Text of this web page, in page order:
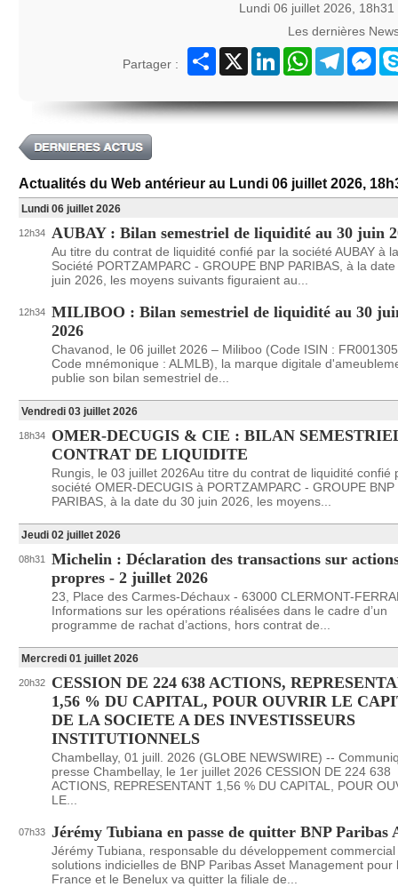
Lundi 06 juillet 2026,
Les dernières
Partager :
Partager
X LinkedInWhatsAppTelegram
Actualités du Web antérieur au Lundi 06 juillet 2026,
Lundi 06 juillet 2026
12h34 AUBAY : Bilan semestriel de liquidité au 30 juin
Au titre du contrat de liquidité confié par la société AUBAY à la
Société PORTZAMPARC - GROUPE BNP PARIBAS, à la
juin 2026, les moyens suivants figuraient au...
12h34 MILIBOO : Bilan semestriel de liquidité au 30
2026
Chavanod, le 06 juillet 2026 – Miliboo (Code ISIN :
Code mnémonique : ALMLB), la marque digitale
publie son bilan semestriel de...
Vendredi 03 juillet 2026
18h34
OMER-DECUGIS & CIE : BILAN
CONTRAT DE LIQUIDITE
Rungis, le 03 juillet 2026Au titre du contrat de liquidité confié
société OMER-DECUGIS à PORTZAMPARC - GROUPE BNP
PARIBAS, à la date du 30 juin 2026, les moyens...
Jeudi 02 juillet 2026
08h31
Michelin : Déclaration des transactions sur
propres - 2 juillet 2026
23, Place des Carmes-Déchaux - 63000 CLERMONT-
Informations sur les opérations réalisées dans le cadre d’un
programme de rachat d’actions, hors contrat de...
Mercredi 01 juillet 2026
20h32
CESSION DE 224 638 ACTIONS,
1,56 % DU CAPITAL, POUR OUVRIR LE
DE LA SOCIETE A DES INVESTISSEURS
INSTITUTIONNELS
Chambellay, 01 juill. 2026 (GLOBE NEWSWIRE) --
presse Chambellay, le 1er juillet 2026 CESSION DE 224 638
ACTIONS, REPRESENTANT 1,56 % DU CAPITAL, POUR
LE...
07h33 Jérémy Tubiana en passe de quitter BNP Paribas
Jérémy Tubiana, responsable du développement
solutions indicielles de BNP Paribas Asset Management pour
France et le Benelux va quitter la filiale de...